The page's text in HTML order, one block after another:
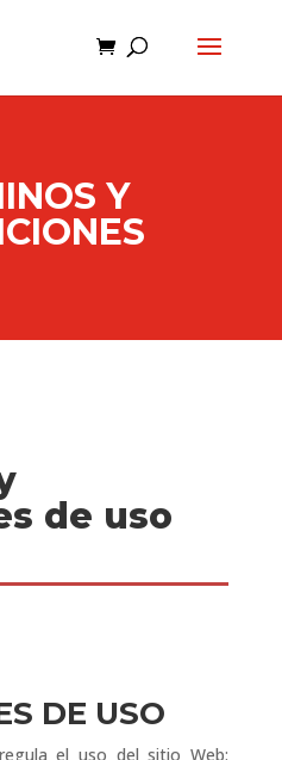
Y
de uso
DE USO
el uso del sitio Web: